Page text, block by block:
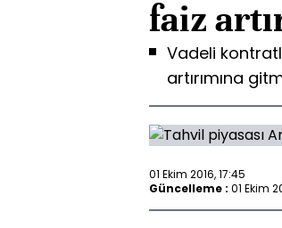
faiz
Vadeli
artırımına
01 Ekim 2016, 17:45
Güncelleme : 01 Ekim